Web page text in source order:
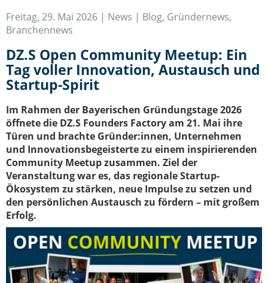
Start-Up Augsburg
Freitag, 29. Mai 2026 | News | Blog, Gründernews,
Branchennews
DZ.S Open Community Meetup: Ein
Tag voller Innovation, Austausch und
Startup-Spirit
Im Rahmen der Bayerischen Gründungstage 2026
öffnete die DZ.S Founders Factory am 21. Mai ihre
Türen und brachte Gründer:innen, Unternehmen
und Innovationsbegeisterte zu einem inspirierenden
Community Meetup zusammen. Ziel der
Veranstaltung war es, das regionale Startup-
Ökosystem zu stärken, neue Impulse zu setzen und
den persönlichen Austausch zu fördern – mit großem
Erfolg.